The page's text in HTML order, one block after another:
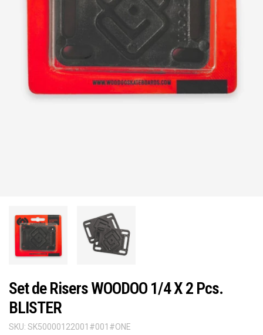
Set de Risers WOODOO 1/4 X 2 Pcs.
BLISTER
SKU: SK50000122001#001#ONE